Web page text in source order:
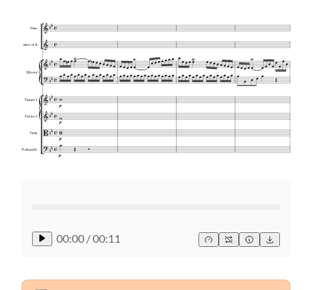
00:00 /00:11